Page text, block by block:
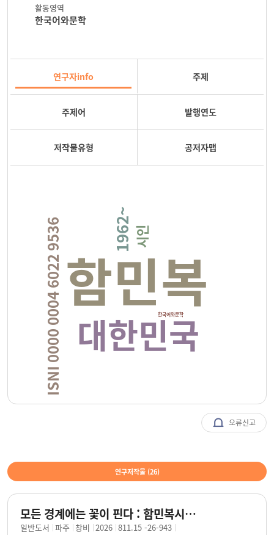
활동영역
한국어와문학
연구자info 주제
주제어 발행연도
저작물유형 공저자맵
한국어와문학
시인
ISNI 0000 0004 6022 9536 1962~
대한민국
함민복
오류신고
연구저작물 (26)
모든 경계에는 꽃이 핀다 : 함민복시집 / 지은이: 함민복
일반도서 파주 창비 2026 811.15 -26-943